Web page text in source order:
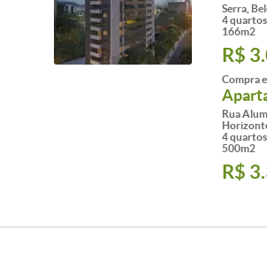
Serra,
4
166m2
R$
Compra
Rua
4
500m2
R$